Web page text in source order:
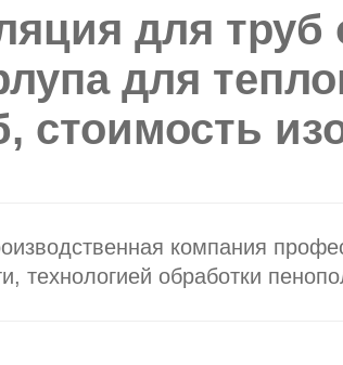
для труб
для
стоимость
компания
технологией обработки